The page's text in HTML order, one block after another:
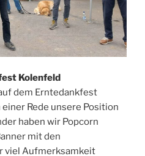
Kolenfeld
dem Erntedankfest
Rede unsere Position
haben wir Popcorn
mit den
viel Aufmerksamkeit